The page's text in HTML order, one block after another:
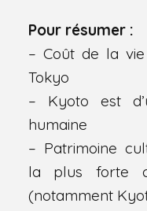
Pour résumer :
– Coût de la
Tokyo
– Kyoto est
humaine
– Patrimoine
la plus forte
(notamment